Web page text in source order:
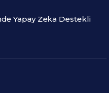
Yapay Zeka Destekli